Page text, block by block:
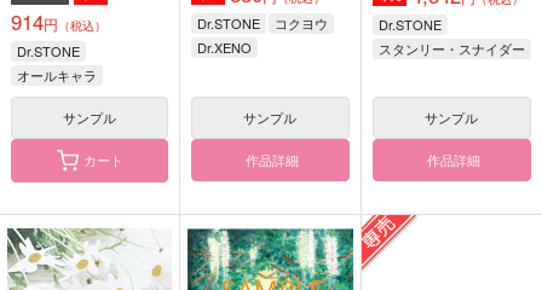
いて真理と読む』
うすべに文庫
795円（税込）
メージイラスト集『フ
ァンタズマ（亡霊）』
ポストカードブック付
き
うすべに文庫
1,760円（税込）
うすべに文庫
472
914円 （税込）
Dr.STONE
オールキャラ
スタンリー・スナイダー
Dr.XENOサンプル
カート
Dr.STONE
コクヨウ
Dr.XENO
サンプル
作品詳細
Dr.STONE
スタンリー・スナイダー
サンプル
作品詳細